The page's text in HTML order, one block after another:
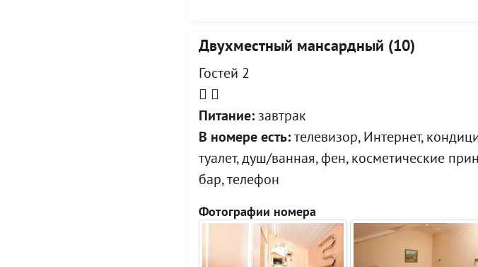
Двухместный мансардный (10)
Гостей 2
Питание:завтрак
В номере есть:телевизор, Интернет,
туалет, душ/ванная, фен, косметические
бар, телефон
Фотографии номера